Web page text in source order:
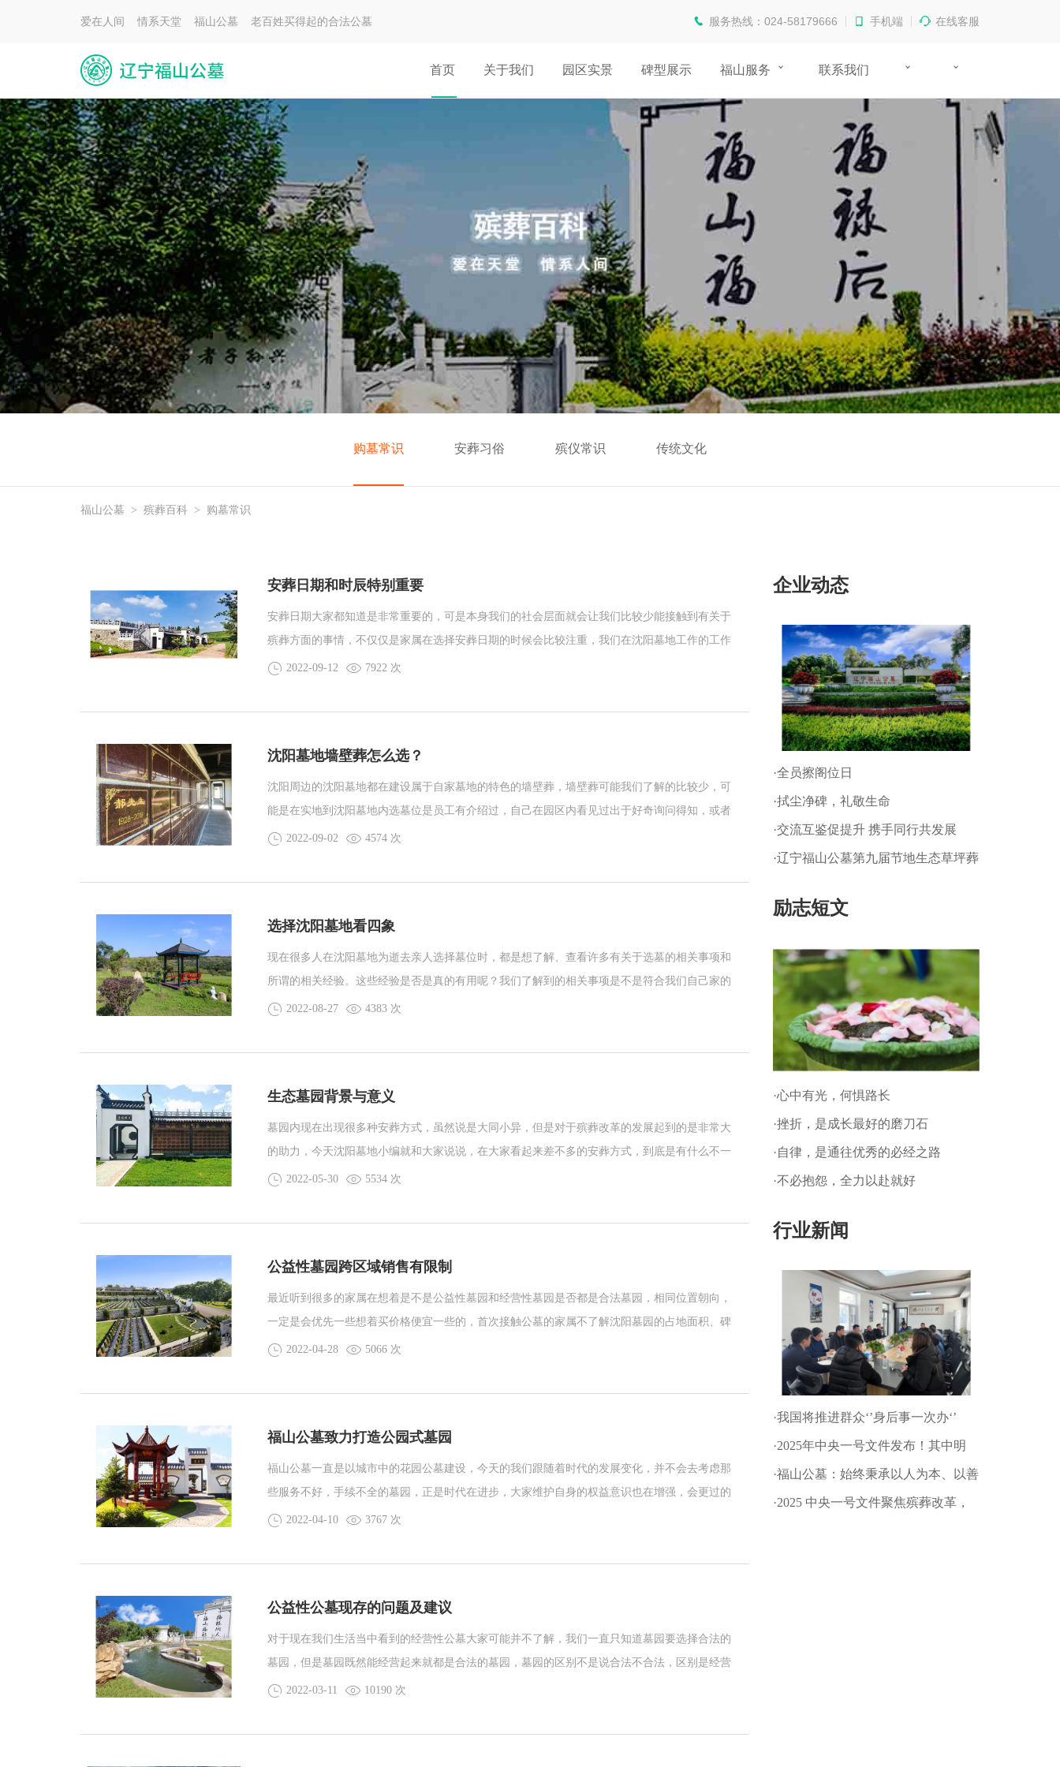
爱在人间 情系天堂 福山公墓 老百姓买得起的合法公墓 服务热线：024-58179666 手机端 在线客服
首页 关于我们 园区实景 碑型展示 福山服务 联系我们
购墓常识 安葬习俗 殡仪常识 传统文化
福山公墓 > 殡葬百科 > 购墓常识
安葬日期和时辰特别重要
安葬日期大家都知道是非常重要的，可是本身我们的社会层面就会让我们比较少能接触到有关于
殡葬方面的事情，不仅仅是家属在选择安葬日期的时候会比较注重，我们在沈阳墓地工作的工作
人员也会单独询问家属安葬日期是否亲属已经选择出安葬日期，或者需不需要我们工作人员帮忙
2022-09-12 7922 次
沈阳墓地墙壁葬怎么选？
沈阳周边的沈阳墓地都在建设属于自家墓地的特色的墙壁葬，墙壁葬可能我们了解的比较少，可
能是在实地到沈阳墓地内选墓位是员工有介绍过，自己在园区内看见过出于好奇询问得知，或者
是网上电话咨询时工作人员介绍到墙壁葬了，才有所了解。如果能接受墙壁葬这种新型的安葬方
法。此方法也是帮助大家选择一个合适的位置，可以参考一下。
2022-09-02 4574 次
选择沈阳墓地看四象
现在很多人在沈阳墓地为逝去亲人选择墓位时，都是想了解、查看许多有关于选墓的相关事项和
所谓的相关经验。这些经验是否是真的有用呢？我们了解到的相关事项是不是符合我们自己家的
情况，还是说这些相关事项都是因人而异，每家情况不同，所需考虑的事项亦是不同的。今天所
2022-08-27 4383 次
生态墓园背景与意义
墓园内现在出现很多种安葬方式，虽然说是大同小异，但是对于殡葬改革的发展起到的是非常大
的助力，今天沈阳墓地小编就和大家说说，在大家看起来差不多的安葬方式，到底是有什么不一
样？像是今日小编要和大家说的生态墓地就含有很多不同种类的安葬方式，并不是说下葬时候的
2022-05-30 5534 次
公益性墓园跨区域销售有限制
最近听到很多的家属在想着是不是公益性墓园和经营性墓园是否都是合法墓园，相同位置朝向，
一定是会优先一些想着买价格便宜一些的，首次接触公墓的家属不了解沈阳墓园的占地面积、碑
体大小、墓碑形式有什么说法，还有家属提出疑问，公益性墓地是否可以购买？是否保靠？今天
2022-04-28 5066 次
福山公墓致力打造公园式墓园
福山公墓一直是以城市中的花园公墓建设，今天的我们跟随着时代的发展变化，并不会去考虑那
些服务不好，手续不全的墓园，正是时代在进步，大家维护自身的权益意识也在增强，会更过的
关注我们自身的感受比如：服务，更多的会关注我们自身的权益比如：手续。这都是和日后墓位
2022-04-10 3767 次
公益性公墓现存的问题及建议
对于现在我们生活当中看到的经营性公墓大家可能并不了解，我们一直只知道墓园要选择合法的
墓园，但是墓园既然能经营起来就都是合法的墓园，墓园的区别不是说合法不合法，区别是经营
性和公益性。今天和沈阳墓园小编一起了解一下现在公益性公墓的现存问题。
2022-03-11 10190 次
企业动态
·全员擦阁位日
·拭尘净碑，礼敬生命
·交流互鉴促提升 携手同行共发展
·辽宁福山公墓第九届节地生态草坪葬
励志短文
·心中有光，何惧路长
·挫折，是成长最好的磨刀石
·自律，是通往优秀的必经之路
·不必抱怨，全力以赴就好
行业新闻
·我国将推进群众‘’身后事一次办‘’
·2025年中央一号文件发布！其中明
确：深化殡葬改革
·福山公墓：始终秉承以人为本、以善
为根的企业文化理念!
·2025 中央一号文件聚焦殡葬改革，